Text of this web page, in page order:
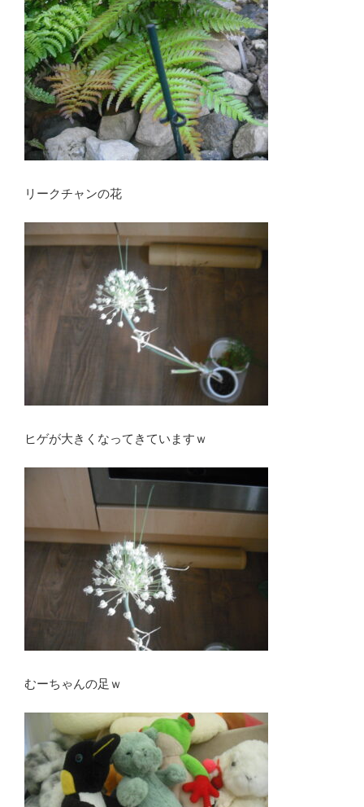
リークチャンの花
ヒゲが大きくなってきていますｗ
むーちゃんの足ｗ